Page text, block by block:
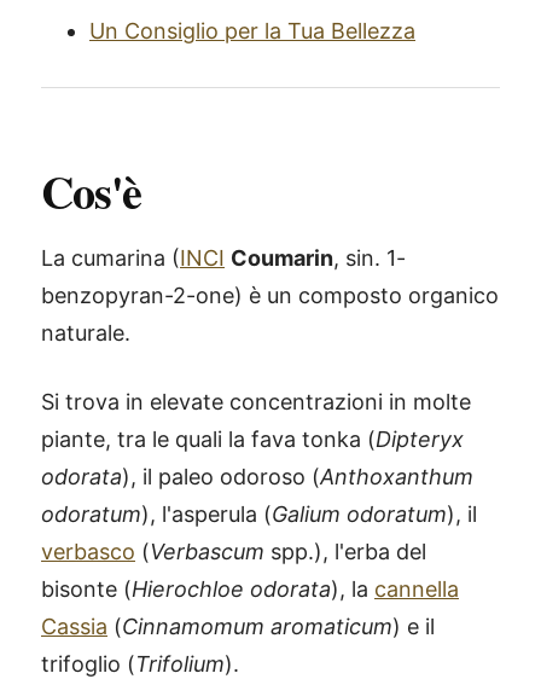
Un Consiglio per la Tua Bellezza
Cos'è
La cumarina (INCI Coumarin, sin. 1-
benzopyran-2-one) è un composto organico
naturale.
Si trova in elevate concentrazioni in molte
piante, tra le quali la fava tonka (Dipteryx
odorata), il paleo odoroso (Anthoxanthum
odoratum), l'asperula (Galium odoratum), il
verbasco (Verbascum spp.), l'erba del
bisonte (Hierochloe odorata), la cannella
Cassia (Cinnamomum aromaticum) e il
trifoglio (Trifolium).